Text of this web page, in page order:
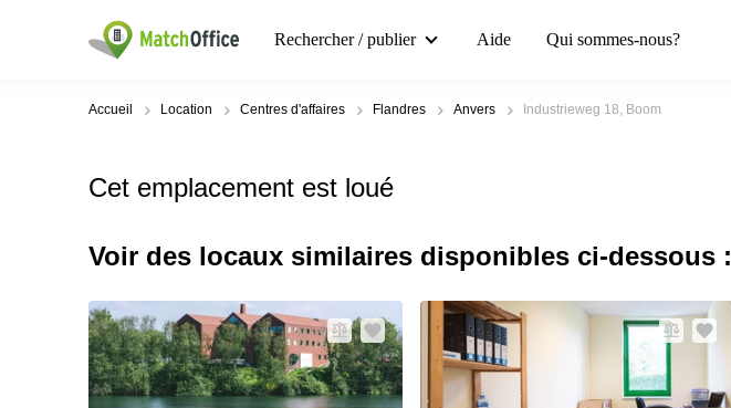
Rechercher / publier Aide Qui sommes-nous?
Accueil Location Centres d'affaires Flandres Anvers Industrieweg 18, Boom
Cet emplacement est loué
Voir des locaux similaires disponibles ci-dessous :